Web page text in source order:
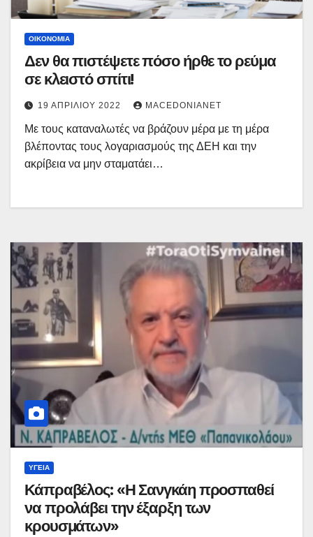
ΟΙΚΟΝΟΜΊΑ
Δεν θα πιστέψετε πόσο ήρθε το ρεύμα
σε κλειστό σπίτι!
19 ΑΠΡΙΛΊΟΥ 2022 MACEDONIANET
Με τους καταναλωτές να βράζουν μέρα με τη μέρα
βλέποντας τους λογαριασμούς της ΔΕΗ και την
ακρίβεια να μην σταματάει…
ΥΓΕΊΑ
Κάπραβέλος: «Η Σανγκάη προσπαθεί
να προλάβει την έξαρξη των
κρουσμάτων»